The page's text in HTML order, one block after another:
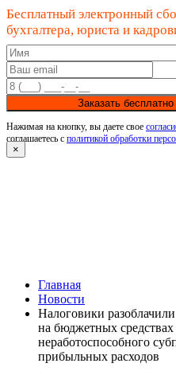
Бесплатный электронный
бухгалтера, юриста и
Заказать бесплатно
Нажимая на кнопку, вы даете свое
соглашаетесь с политикой обработки
×
Главная
Новости
Налоговики
на бюджетных
неработоспособного
прибыльных расходов